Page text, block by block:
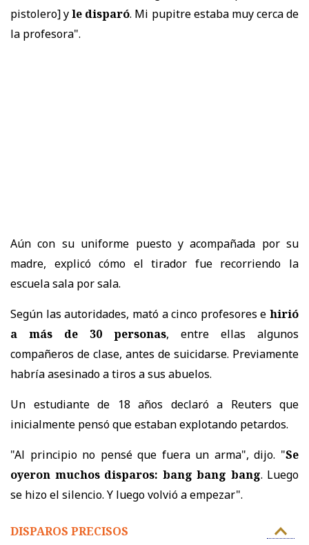
pistolero] yle disparó. Mi pupitre estaba muy cerca de
la profesora".
Aún con su uniforme puesto y acompañada por su
madre, explicó cómo el tirador fue recorriendo la
escuela sala por sala.
Según las autoridades, mató a cinco profesores e hirió
a más de 30 personas, entre ellas algunos
compañeros de clase, antes de suicidarse. Previamente
habría asesinado a tiros a sus abuelos.
Un estudiante de 18 años declaró a Reuters que
inicialmente pensó que estaban explotando petardos.
"Al principio no pensé que fuera un arma", dijo. "Se
oyeron muchos disparos: bang bang bang. Luego
se hizo el silencio. Y luego volvió a empezar".
DISPAROS PRECISOS